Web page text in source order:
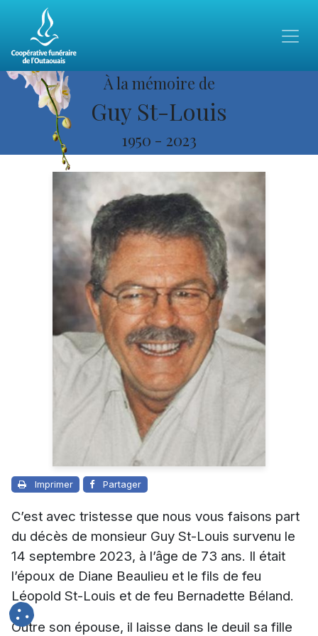
À la mémoire de
Guy St-Louis
1950 - 2023
Imprimer Partager
C’est avec tristesse que nous vous faisons part
du décès de monsieur Guy St-Louis survenu le
14 septembre 2023, à l’âge de 73 ans. Il était
l’époux de Diane Beaulieu et le fils de feu
Léopold St-Louis et de feu Bernadette Béland.
Outre son épouse, il laisse dans le deuil sa fille